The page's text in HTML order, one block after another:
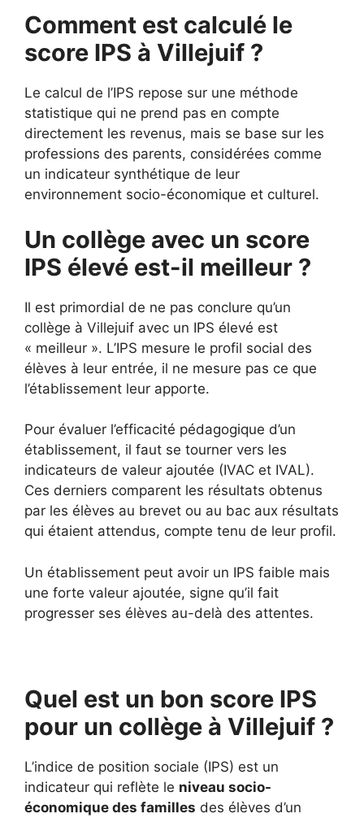
Comment est calculé le
score IPS à Villejuif ?
Le calcul de l’IPS repose sur une méthode
statistique qui ne prend pas en compte
directement les revenus, mais se base sur les
professions des parents, considérées comme
un indicateur synthétique de leur
environnement socio-économique et culturel.
Un collège avec un score
IPS élevé est-il meilleur ?
Il est primordial de ne pas conclure qu’un
collège à Villejuif avec un IPS élevé est
« meilleur ». L’IPS mesure le profil social des
élèves à leur entrée, il ne mesure pas ce que
l’établissement leur apporte.
Pour évaluer l’efficacité pédagogique d’un
établissement, il faut se tourner vers les
indicateurs de valeur ajoutée (IVAC et IVAL).
Ces derniers comparent les résultats obtenus
par les élèves au brevet ou au bac aux résultats
qui étaient attendus, compte tenu de leur profil.
Un établissement peut avoir un IPS faible mais
une forte valeur ajoutée, signe qu’il fait
progresser ses élèves au-delà des attentes.
Quel est un bon score IPS
pour un collège à Villejuif ?
L’indice de position sociale (IPS) est un
indicateur qui reflète le niveau socio-
économique des familles des élèves d’un